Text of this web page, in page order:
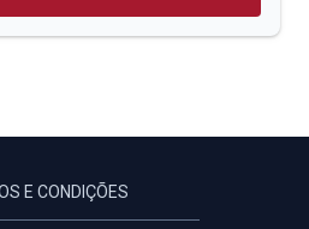
E CONDIÇÕES